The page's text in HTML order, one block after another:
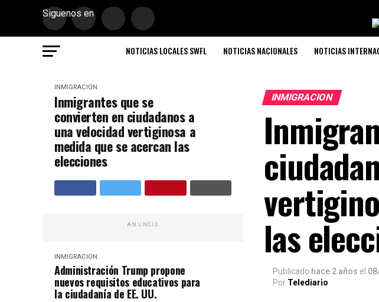
Siguenos en
NOTICIAS LOCALES SWFL NOTICIAS NACIONALES NOTICIAS
INMIGRACION
Inmigrantes que se
convierten en ciudadanos a
una velocidad vertiginosa a
medida que se acercan las
elecciones
ANUNCIO
INMIGRACION
Administración Trump propone
nuevos requisitos educativos para
la ciudadanía de EE. UU.
INMIGRACION
las
Publicado hace 2 años el
Por Telediario